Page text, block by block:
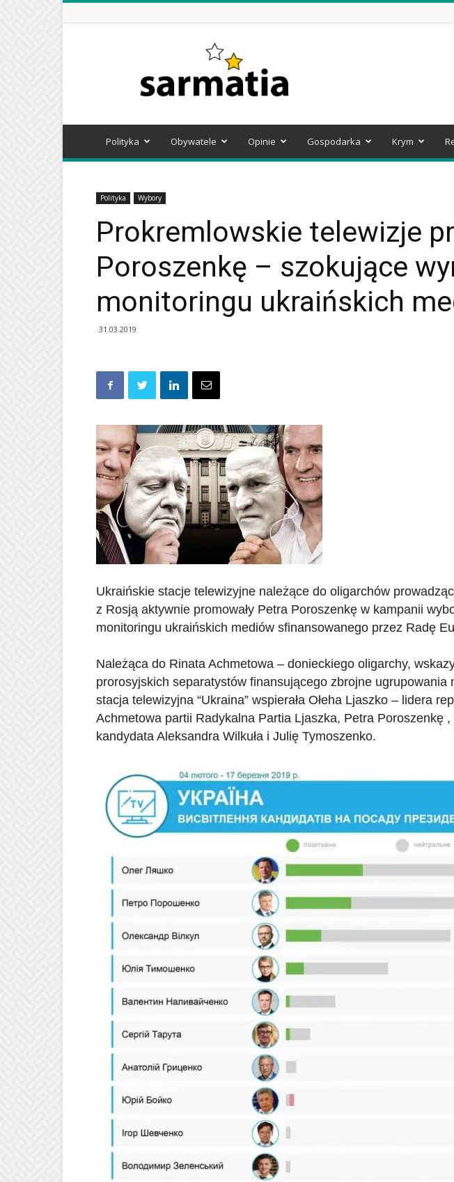
Polityka Obywatele Opinie Gospodarka Krym
Polityka Wybory
Prokremlowskie telewizje
Poroszenkę – szokujące
monitoringu ukraińskich
31.03.2019
Ukraińskie stacje telewizyjne należące do oligarchów
z Rosją aktywnie promowały Petra Poroszenkę w kampanii
monitoringu ukraińskich mediów sfinansowanego przez Radę
Należąca do Rinata Achmetowa – donieckiego oligarchy,
prorosyjskich separatystów finansującego zbrojne ugrupowania
stacja telewizyjna “Ukraina” wspierała Ołeha Ljaszko – lidera
Achmetowa partii Radykalna Partia Ljaszka, Petra Poroszenkę
kandydata Aleksandra Wilkuła i Julię Tymoszenko.